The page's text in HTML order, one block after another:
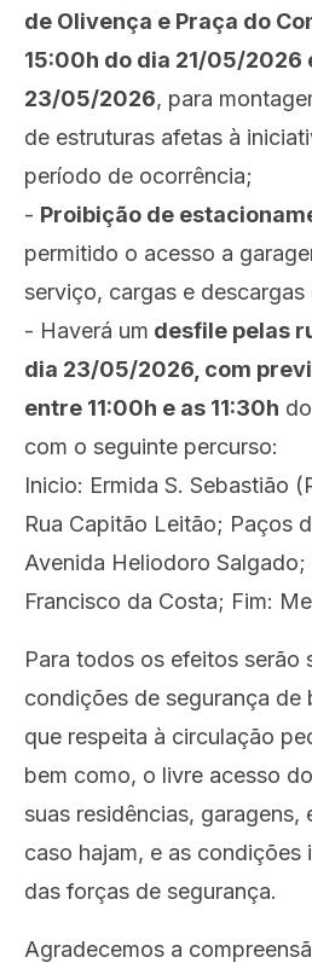
de Olivença e Praça do
15:00h do dia 21/05/2026
23/05/2026, para
de estruturas afetas à
período de ocorrência;
- Proibição de
permitido o acesso a
serviço, cargas e descargas
- Haverá um desfile pelas
dia 23/05/2026, com
entre 11:00h e as 11:30h
com o seguinte percurso:
Inicio: Ermida S. Sebastião
Rua Capitão Leitão; Paços
Avenida Heliodoro Salgado;
Francisco da Costa; Fim:
Para todos os efeitos serão
condições de segurança de
que respeita à circulação
bem como, o livre acesso
suas residências, garagens,
caso hajam, e as condições
das forças de segurança.
Agradecemos a